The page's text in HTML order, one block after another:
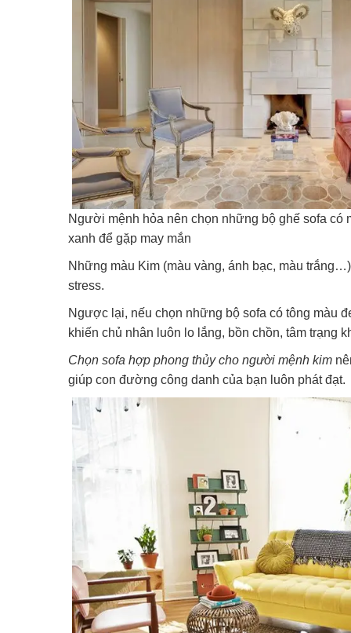
Người mệnh hỏa nên chọn những bộ ghế sofa có
xanh để gặp may mắn
Những màu Kim (màu vàng, ánh bạc, màu
stress.
Ngược lại, nếu chọn những bộ sofa có tông màu
khiến chủ nhân luôn lo lắng, bồn chồn, tâm trạng
Chọn sofa hợp phong thủy cho người mệnh kim
giúp con đường công danh của bạn luôn phát đạt.